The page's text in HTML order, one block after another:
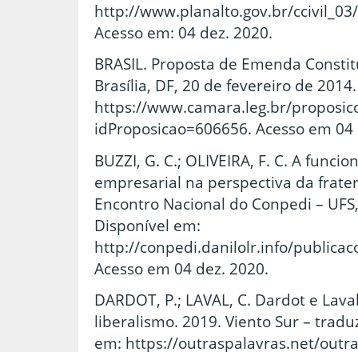
http://www.planalto.gov.br/
Acesso em: 04 dez. 2020.
BRASIL. Proposta de Emenda
Brasília, DF, 20 de fevereiro de
https://www.camara.leg.br/
idProposicao=606656. Acesso em
BUZZI, G. C.; OLIVEIRA, F. C. A
empresarial na perspectiva da
Encontro Nacional do Conpedi –
Disponível em:
http://conpedi.danilolr.info/
Acesso em 04 dez. 2020.
DARDOT, P.; LAVAL, C. Dardot e
liberalismo. 2019. Viento Sur –
em: https://outraspalavras.net/